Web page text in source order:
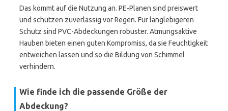
Das kommt auf die Nutzung an. PE-Planen sind preiswert
und schützen zuverlässig vor Regen. Für langlebigeren
Schutz sind PVC-Abdeckungen robuster. Atmungsaktive
Hauben bieten einen guten Kompromiss, da sie Feuchtigkeit
entweichen lassen und so die Bildung von Schimmel
verhindern.
Wie finde ich die passende Größe der
Abdeckung?